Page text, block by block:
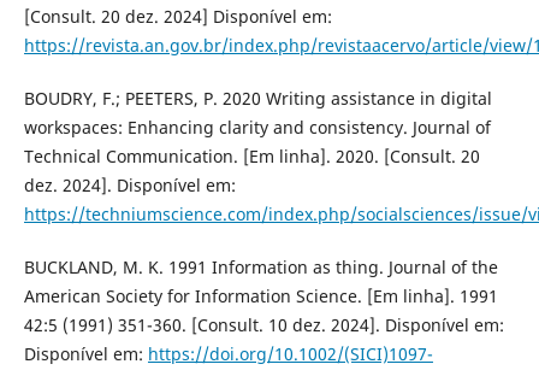
[Consult. 20 dez. 2024] Disponível em:
https://revista.an.gov.br/index.php/revistaacervo/article/view/
BOUDRY, F.; PEETERS, P. 2020 Writing assistance in digital
workspaces: Enhancing clarity and consistency. Journal of
Technical Communication. [Em linha]. 2020. [Consult. 20
dez. 2024]. Disponível em:
https://techniumscience.com/index.php/socialsciences/issue/
BUCKLAND, M. K. 1991 Information as thing. Journal of the
American Society for Information Science. [Em linha]. 1991
42:5 (1991) 351-360. [Consult. 10 dez. 2024]. Disponível em:
Disponível em: https://doi.org/10.1002/(SICI)1097-